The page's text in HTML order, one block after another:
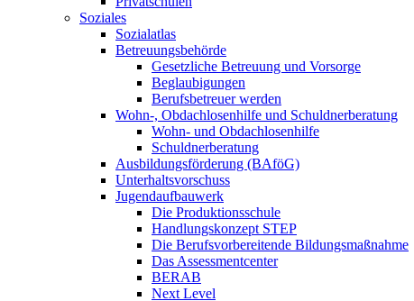
Soziales
Sozialatlas
Betreuungsbehörde
Gesetzliche Betreuung und Vorsorge
Beglaubigungen
Berufsbetreuer werden
Wohn-, Obdachlosenhilfe und Schuldnerberatung
Wohn- und Obdachlosenhilfe
Schuldnerberatung
Ausbildungsförderung (BAföG)
Unterhaltsvorschuss
Jugendaufbauwerk
Die Produktionsschule
Handlungskonzept STEP
Die Berufsvorbereitende Bildungsmaßnahme
Das Assessmentcenter
BERAB
Next Level